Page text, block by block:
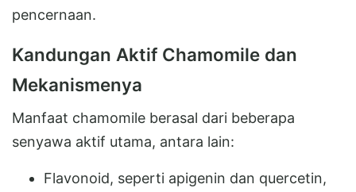
pencernaan.
Kandungan Aktif Chamomile dan
Mekanismenya
Manfaat chamomile berasal dari beberapa
senyawa aktif utama, antara lain:
Flavonoid, seperti apigenin dan quercetin,